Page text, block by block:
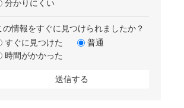
分かりにくい
の情報をすぐに見つけられましたか？
すぐに見つけた
普通
時間がかかった